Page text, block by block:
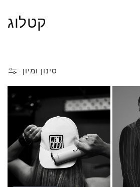
לתוכן ק
ק
צ
ה
:
קטלוג
סינון ומיון